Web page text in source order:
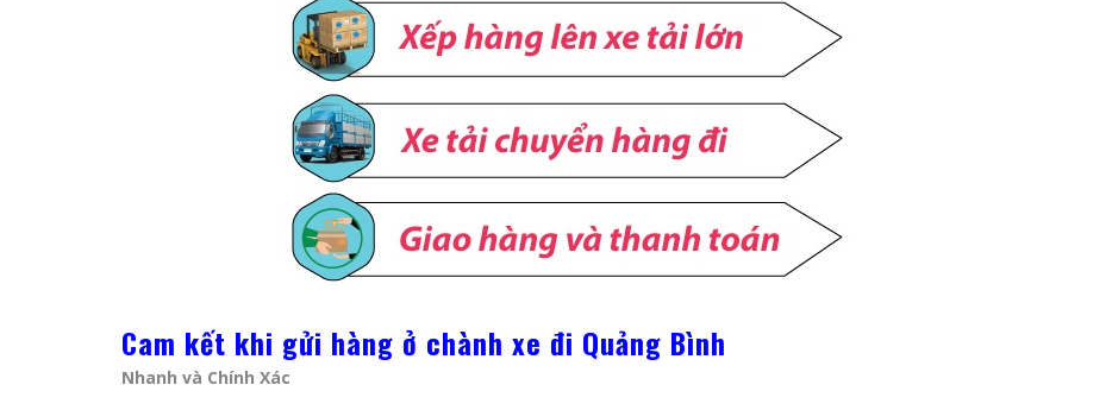
Cam kết khi gửi hàng ở chành xe đi Quảng Bình
Nhanh và Chính Xác